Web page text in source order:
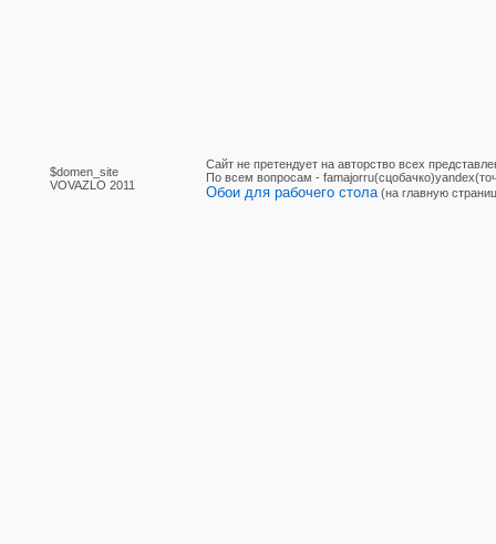
$domen_site
VOVAZLO 2011
Сайт не претендует на авторство всех
По вcем вопросам -
Обои для рабочего стола (на главную